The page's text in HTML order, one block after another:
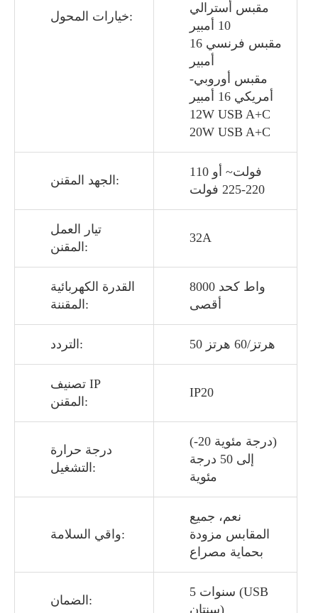
خيارات المحول:
مقبس أسترالي
10 أمبير
مقبس فرنسي 16
أمبير
مقبس أوروبي-
أمريكي 16 أمبير
12W USB A+C
20W USB A+C
الجهد المقنن:
110 فولت~ أو
220-225 فولت
تيار العمل
المقنن:
32A
القدرة الكهربائية
المقننة:
8000 واط كحد
أقصى
التردد: 50 هرتز/60 هرتز
تصنيف IP
المقنن:
IP20
درجة حرارة
التشغيل:
(-20 درجة مئوية)
إلى 50 درجة
مئوية
واقي السلامة:
نعم، جميع
المقابس مزودة
بحماية مصراع
الضمان:
5 سنوات (USB
سنتان)